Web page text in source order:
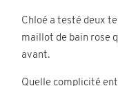
Chloé a testé deux
maillot de bain rose
avant.
Quelle complicité